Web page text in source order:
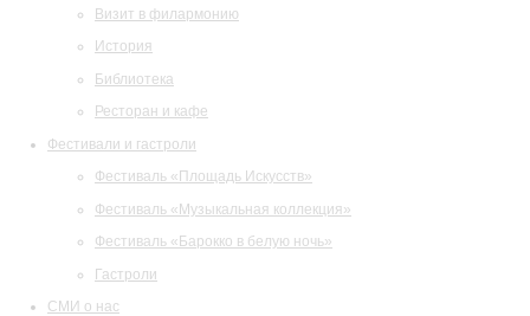
Визит в филармонию
История
Библиотека
Ресторан и кафе
Фестивали и гастроли
Фестиваль «Площадь Искусств»
Фестиваль «Музыкальная коллекция»
Фестиваль «Барокко в белую ночь»
Гастроли
СМИ о нас